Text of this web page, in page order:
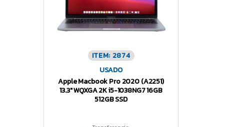
ITEM: 2874
USADO
Apple Macbook Pro 2020 (A2251)
13.3″ WQXGA 2K i5-1038NG7 16GB
512GB SSD